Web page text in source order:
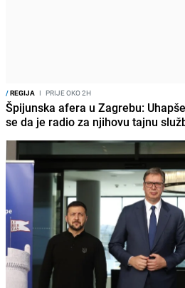
/REGIJA I PRIJE OKO 2H
Špijunska afera u Zagrebu:
se da je radio za njihovu tajnu